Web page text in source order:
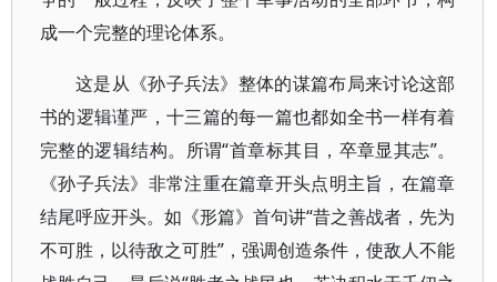
成一个完整的理论体系。
这是从《孙子兵法》整体的谋篇布局来讨论这部
书的逻辑谨严，十三篇的每一篇也都如全书一样有着
完整的逻辑结构。所谓“首章标其目，卒章显其志”。
《孙子兵法》非常注重在篇章开头点明主旨，在篇章
结尾呼应开头。如《形篇》首句讲“昔之善战者，先为
不可胜，以待敌之可胜”，强调创造条件，使敌人不能